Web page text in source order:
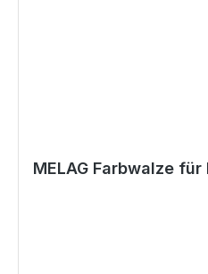
MELAG Farbwalze